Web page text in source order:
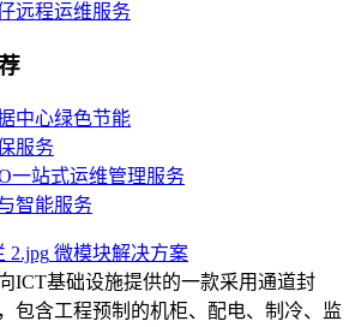
远程运维服务
中心绿色节能
服务
一站式运维管理服务
智能服务
微模块解决方案
ICT基础设施提供的一款采用通道封
包含工程预制的机柜、配电、制冷、监